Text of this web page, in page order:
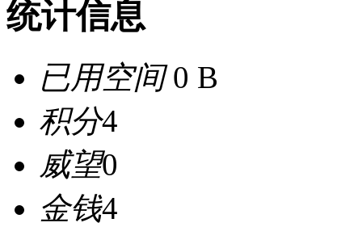
统计信息
已用空间0 B
积分4
威望0
金钱4